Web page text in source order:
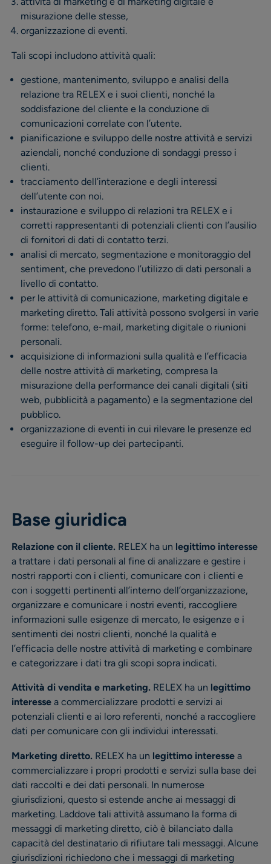
misurazione delle stesse,
organizzazione di eventi.
Tali scopi includono attività quali:
gestione, mantenimento, sviluppo e analisi della
relazione tra RELEX e i suoi clienti, nonché la
soddisfazione del cliente e la conduzione di
comunicazioni correlate con l’utente.
pianificazione e sviluppo delle nostre attività e servizi
aziendali, nonché conduzione di sondaggi presso i
clienti.
tracciamento dell’interazione e degli interessi
dell’utente con noi.
instaurazione e sviluppo di relazioni tra RELEX e i
corretti rappresentanti di potenziali clienti con l’ausilio
di fornitori di dati di contatto terzi.
analisi di mercato, segmentazione e monitoraggio del
sentiment, che prevedono l’utilizzo di dati personali a
livello di contatto.
per le attività di comunicazione, marketing digitale e
marketing diretto. Tali attività possono svolgersi in varie
forme: telefono, e-mail, marketing digitale o riunioni
personali.
acquisizione di informazioni sulla qualità e l’efficacia
delle nostre attività di marketing, compresa la
misurazione della performance dei canali digitali (siti
web, pubblicità a pagamento) e la segmentazione del
pubblico.
organizzazione di eventi in cui rilevare le presenze ed
eseguire il follow-up dei partecipanti.
Base giuridica
Relazione con il cliente. RELEX ha un legittimo interesse
a trattare i dati personali al fine di analizzare e gestire i
nostri rapporti con i clienti, comunicare con i clienti e
con i soggetti pertinenti all’interno dell’organizzazione,
organizzare e comunicare i nostri eventi, raccogliere
informazioni sulle esigenze di mercato, le esigenze e i
sentimenti dei nostri clienti, nonché la qualità e
l’efficacia delle nostre attività di marketing e combinare
e categorizzare i dati tra gli scopi sopra indicati.
Attività di vendita e marketing. RELEX ha un legittimo
interesse a commercializzare prodotti e servizi ai
potenziali clienti e ai loro referenti, nonché a raccogliere
dati per comunicare con gli individui interessati.
Marketing diretto. RELEX ha un legittimo interesse a
commercializzare i propri prodotti e servizi sulla base dei
dati raccolti e dei dati personali. In numerose
giurisdizioni, questo si estende anche ai messaggi di
marketing. Laddove tali attività assumano la forma di
messaggi di marketing diretto, ciò è bilanciato dalla
capacità del destinatario di rifiutare tali messaggi. Alcune
giurisdizioni richiedono che i messaggi di marketing